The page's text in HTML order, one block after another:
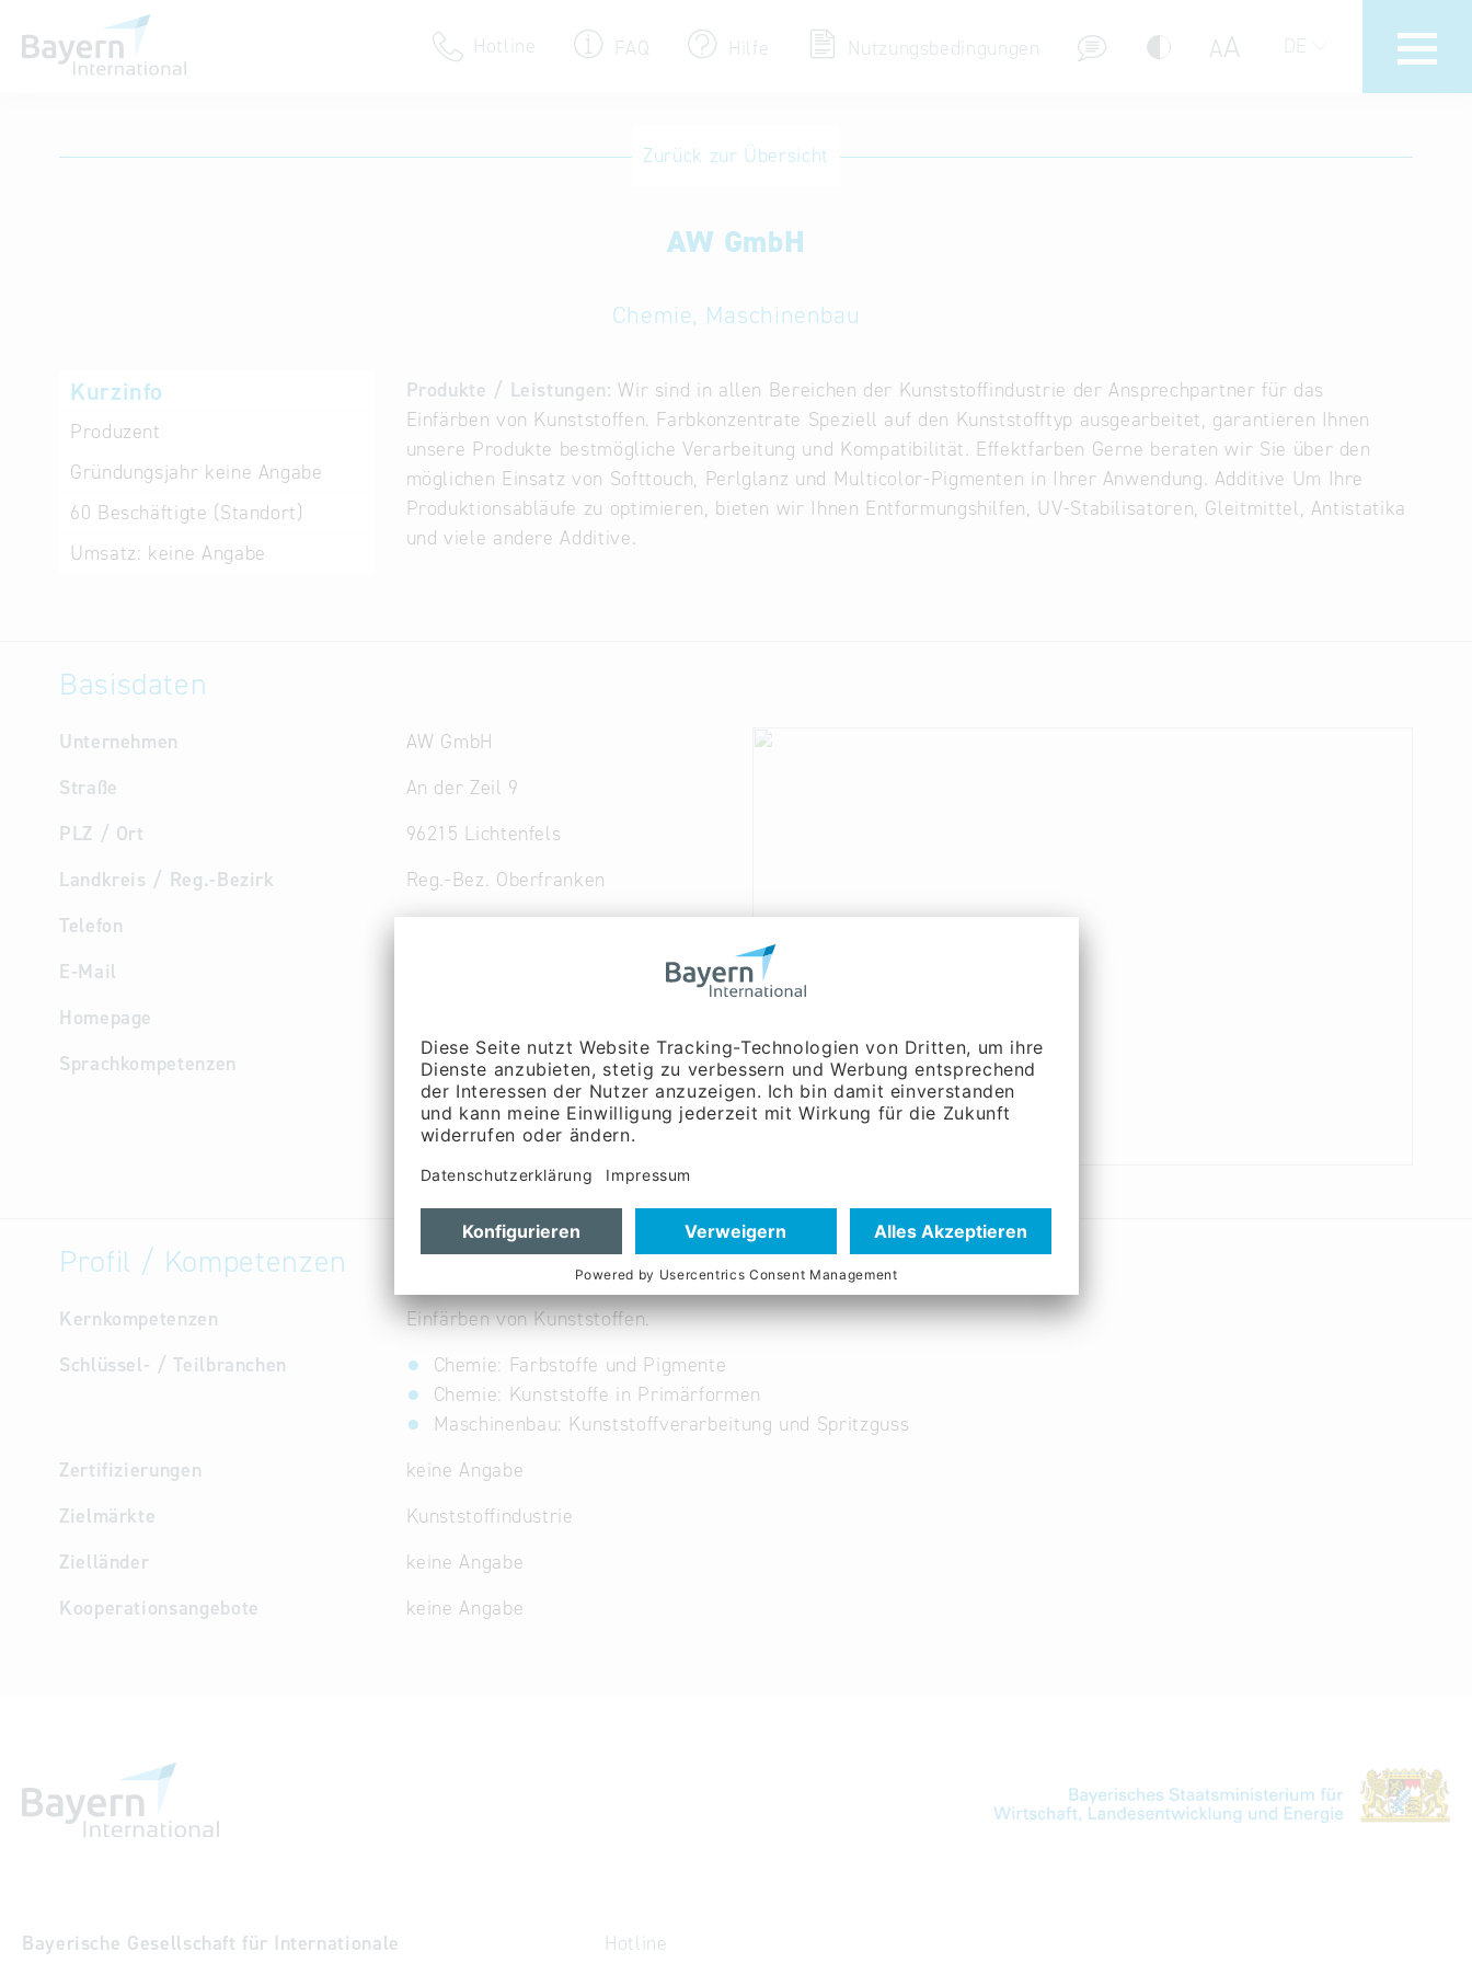
Hotline FAQ Hilfe Nutzungsbedingungen AA DE
Eintrag ändern / löschen
Aktualisieren Sie Ihren bestehenden Eintrag
Internationale Datenbanken
der Slowakei
Zurück zur Übersicht
AW GmbH
Chemie, Maschinenbau
Kurzinfo
Produzent
Gründungsjahr keine Angabe
60 Beschäftigte (Standort)
Umsatz: keine Angabe
Produkte / Leistungen: Wir sind in allen Bereichen der Kunststoffindustrie der Ansprechpartner für das
Einfärben von Kunststoffen. Farbkonzentrate Speziell auf den Kunststofftyp ausgearbeitet, garantieren Ihnen
unsere Produkte bestmögliche Verarbeitung und Kompatibilität. Effektfarben Gerne beraten wir Sie über den
möglichen Einsatz von Softtouch, Perlglanz und Multicolor-Pigmenten in Ihrer Anwendung. Additive Um Ihre
Produktionsabläufe zu optimieren, bieten wir Ihnen Entformungshilfen, UV-Stabilisatoren, Gleitmittel, Antistatika
und viele andere Additive.
Basisdaten
Unternehmen
AW GmbH
Straße
An der Zeil 9
PLZ / Ort
96215 Lichtenfels
Landkreis / Reg.-Bezirk
Reg.-Bez. Oberfranken
Telefon
+49 9571 9575-0
E-Mail
Homepage
Sprachkompetenzen
Deutsch
Profil / Kompetenzen
Kernkompetenzen
Einfärben von Kunststoffen.
Schlüssel- / Teilbranchen
Chemie: Farbstoffe und Pigmente
Chemie: Kunststoffe in Primärformen
Maschinenbau: Kunststoffverarbeitung und Spritzguss
Zertifizierungen
keine Angabe
Zielmärkte
Kunststoffindustrie
Zielländer
keine Angabe
Kooperationsangebote
keine Angabe
Bayerische Gesellschaft für Internationale
Hotline